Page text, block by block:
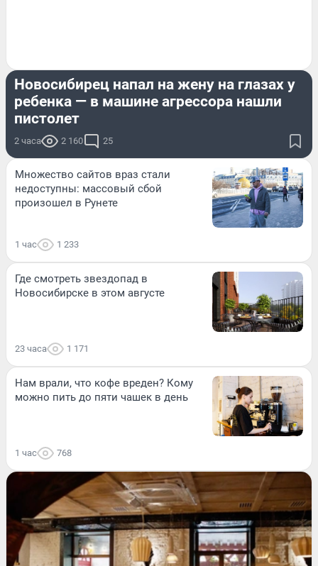
Новосибирец напал на жену на глазах у
ребенка — в машине агрессора нашли
пистолет
2 часа 2 160 25
Множество сайтов враз стали
недоступны: массовый сбой
произошел в Рунете
1 час 1 233
Где смотреть звездопад в
Новосибирске в этом августе
23 часа 1 171
Нам врали, что кофе вреден? Кому
можно пить до пяти чашек в день
1 час 768